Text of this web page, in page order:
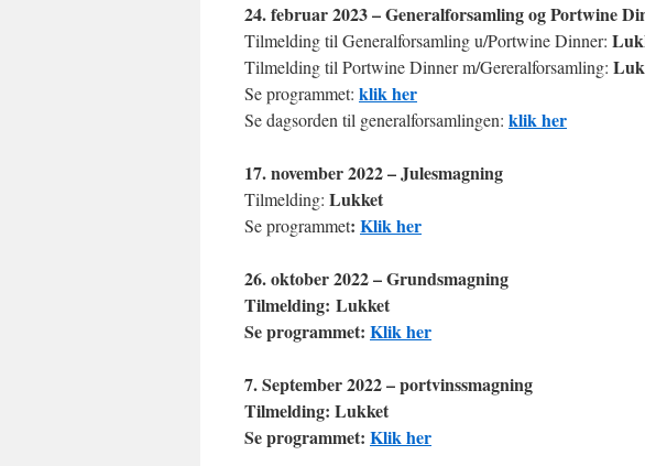
24. februar 2023 – Generalforsamling og Portwine
Tilmelding til Generalforsamling u/Portwine Dinner:
Tilmelding til Portwine Dinner m/Gereralforsamling:
Se programmet: klik her
Se dagsorden til generalforsamlingen: klik her
17. november 2022 – Julesmagning
Tilmelding: Lukket
Se programmet: Klik her
26. oktober 2022 – Grundsmagning
Tilmelding: Lukket
Se programmet: Klik her
7. September 2022 – portvinssmagning
Tilmelding: Lukket
Se programmet: Klik her